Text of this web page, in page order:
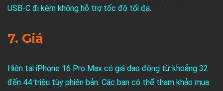
USB-C đi kèm không hỗ trợ tốc độ tối đa.
7. Giá
Hiện tại iPhone 16 Pro Max có giá dao động từ khoảng 32
đến 44 triệu tùy phiên bản. Các bạn có thể tham khảo mua